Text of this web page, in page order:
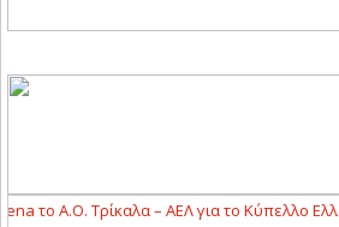
το Α.Ο. Τρίκαλα – ΑΕΛ για το Κύπελλο Ελλάδας